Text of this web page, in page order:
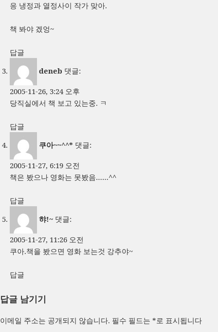
응 냉정과 열정사이 작가 맞아.
책 봐야 겠엉~
답글
deneb 댓글:
2005-11-26, 3:24 오후
당직실에서 책 보고 있는중. ㅋ
답글
쿠아~~^^* 댓글:
2005-11-27, 6:19 오전
책은 봤으나 영화는 못봤음……^^
답글
햐!~ 댓글:
2005-11-27, 11:26 오전
쿠아.책을 봤으면 영화 보는것 강추야~
답글
답글 남기기
이메일 주소는 공개되지 않습니다. 필수 필드는 *로 표시됩니다